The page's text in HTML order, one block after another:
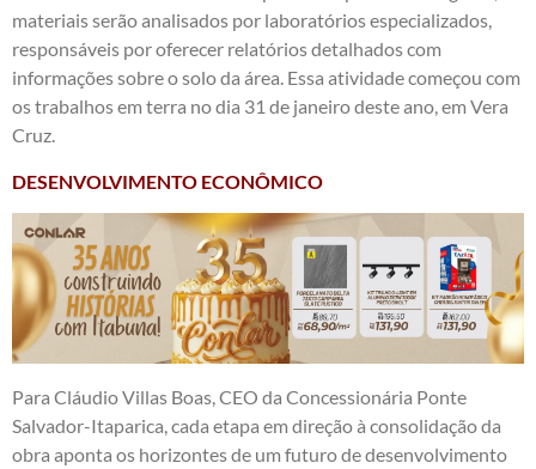
materiais serão analisados por laboratórios especializados,
responsáveis por oferecer relatórios detalhados com
informações sobre o solo da área. Essa atividade começou com
os trabalhos em terra no dia 31 de janeiro deste ano, em Vera
Cruz.
DESENVOLVIMENTO ECONÔMICO
Para Cláudio Villas Boas, CEO da Concessionária Ponte
Salvador-Itaparica, cada etapa em direção à consolidação da
obra aponta os horizontes de um futuro de desenvolvimento